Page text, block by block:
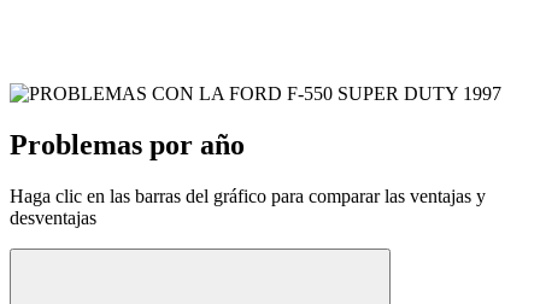
Problemas por año
Haga clic en las barras del gráfico para comparar las ventajas y
desventajas